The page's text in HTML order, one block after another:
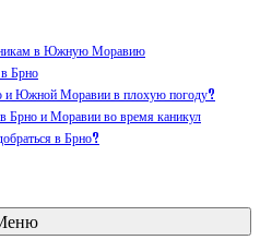
в Южную Моравию
Брно
и Южной Моравии в плохую погоду?
Брно и Моравии во время каникул
в Брно?